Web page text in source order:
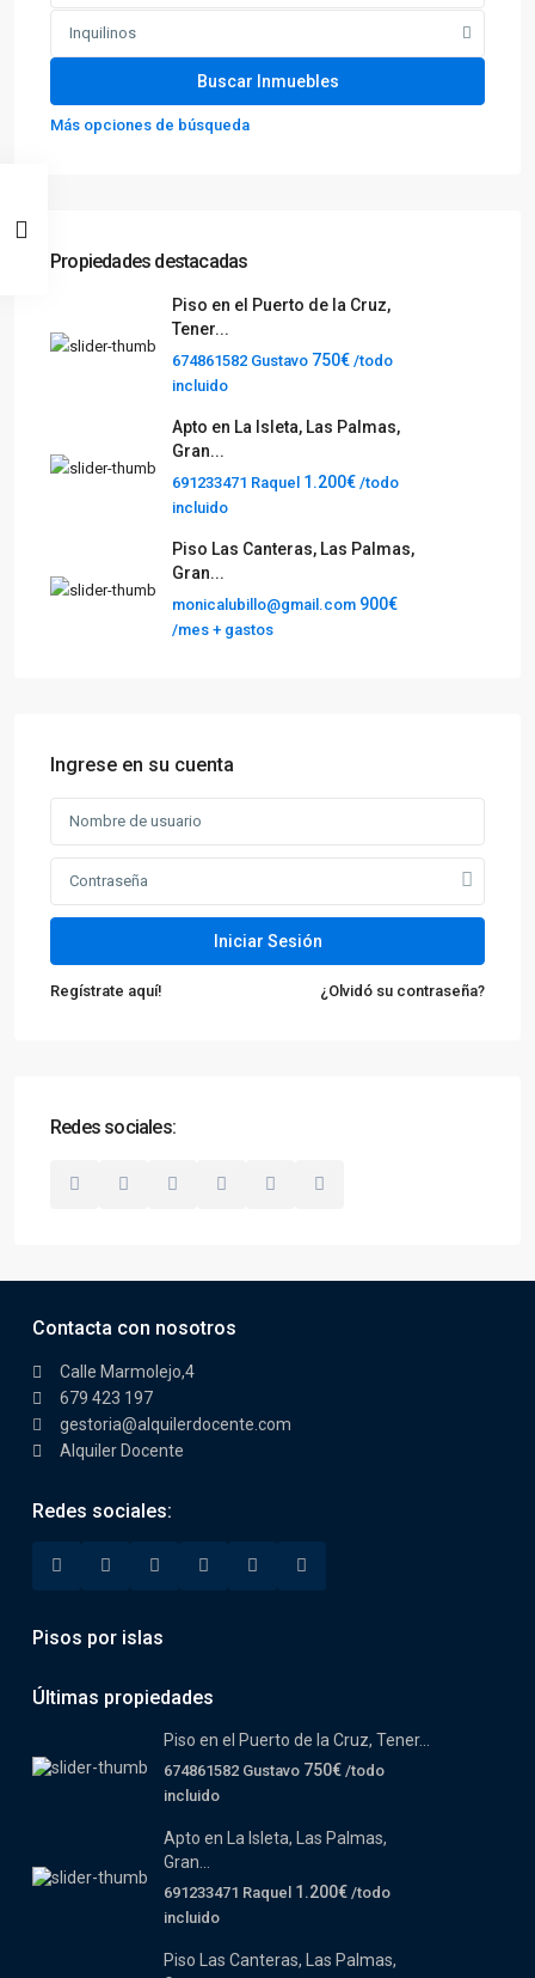
Inquilinos
Más opciones de búsqueda
Propiedades destacadas
Piso en el Puerto de la Cruz,
Tener...
674861582 Gustavo 750€ /todo
incluido
Apto en La Isleta, Las Palmas,
Gran...
691233471 Raquel 1.200€ /todo
incluido
Piso Las Canteras, Las Palmas,
Gran...
monicalubillo@gmail.com 900€
/mes + gastos
Ingrese en su cuenta
Iniciar Sesión
Regístrate aquí! ¿Olvidó su contraseña?
Redes sociales:
Contacta con nosotros
Calle Marmolejo,4
679 423 197
gestoria@alquilerdocente.com
Alquiler Docente
Redes sociales:
Pisos por islas
Últimas propiedades
Piso en el Puerto de la Cruz, Tener...
674861582 Gustavo 750€ /todo
incluido
Apto en La Isleta, Las Palmas,
Gran...
691233471 Raquel 1.200€ /todo
incluido
Piso Las Canteras, Las Palmas,